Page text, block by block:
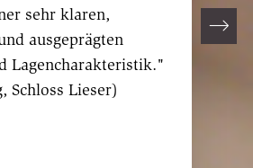
sehr klaren,
ausgeprägten
Lagencharakteristik."
Schloss Lieser)